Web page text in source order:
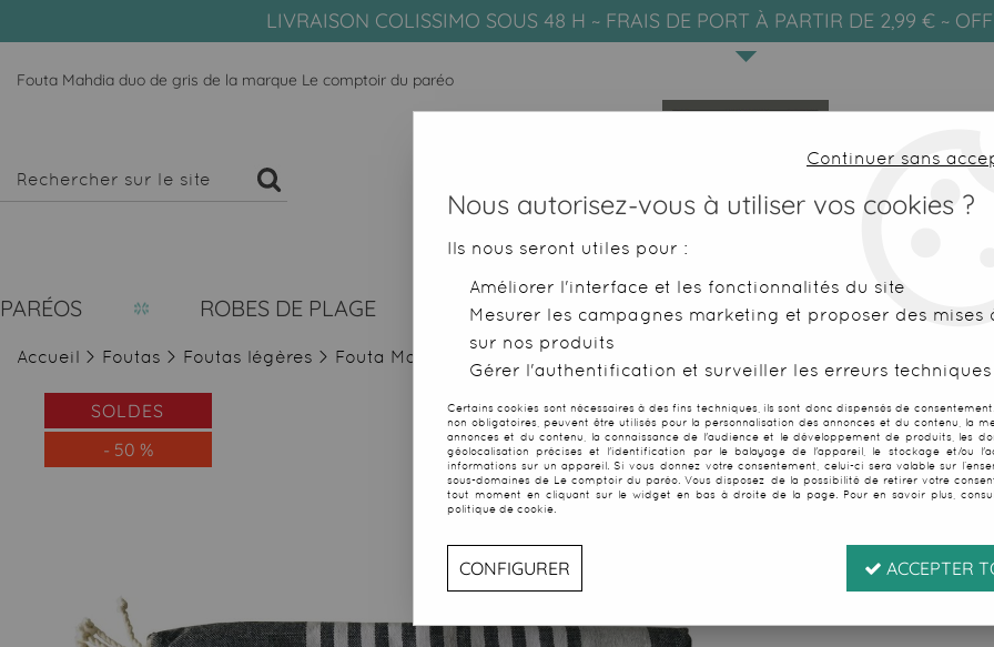
LIVRAISON COLISSIMO SOUS 48 H ~ FRAIS DE PORT À PARTIR DE 2,99 € ~
Fouta Mahdia duo de gris de la marque Le comptoir du paréo
PARÉOS ROBES DE PLAGE SERVIETTES DE PLAGE FOUTAS
Accueil > Foutas > Foutas légères > Fouta Mahdia duo de gris
SOLDES
- 50 %
Fouta
Soyez le premier à
TTC au
Valable jusqu'à
Continuer sans
Nous autorisez-vous à utiliser vos cookies ?
Ils nous seront utiles pour :
Améliorer l'interface et les fonctionnalités du site
Mesurer les campagnes marketing et proposer des mises
sur nos produits
Gérer l'authentification et surveiller les erreurs techniques
Certains cookies sont nécessaires à des fins techniques, ils sont donc dispensés de consentement.
non obligatoires, peuvent être utilisés pour la personnalisation des annonces et du contenu, la
annonces et du contenu, la connaissance de l'audience et le développement de produits, les
géolocalisation précises et l'identification par le balayage de l'appareil, le stockage et/ou
informations sur un appareil. Si vous donnez votre consentement, celui-ci sera valable sur
sous-domaines de Le comptoir du paréo. Vous disposez de la possibilité de retirer votre
tout moment en cliquant sur le widget en bas à droite de la page. Pour en savoir plus,
politique de cookie.
CONFIGURER ACCEPTER